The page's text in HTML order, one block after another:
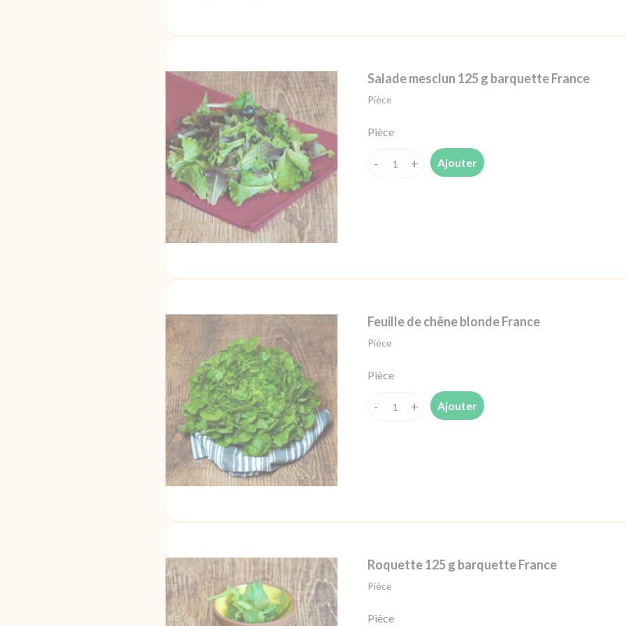
Salade mesclun 125 g barquette France
Pièce
Pièce
quantité
Ajouter
Feuille de chêne blonde France
Pièce
Pièce
quantité
Ajouter
Roquette 125 g barquette France
Pièce
Pièce